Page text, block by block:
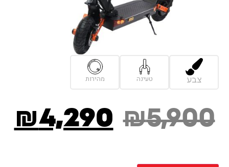
₪5,900
₪4,290
צבע טעינה מהירות